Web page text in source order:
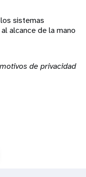
sistemas
alcance de la mano
de privacidad